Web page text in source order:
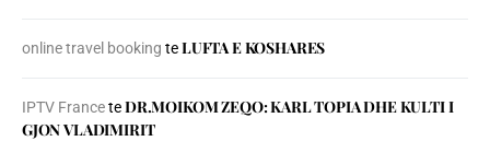
online travel booking teLUFTA E KOSHARES
IPTV FranceteDR.MOIKOM ZEQO: KARL TOPIA DHE KULTI I
GJON VLADIMIRIT